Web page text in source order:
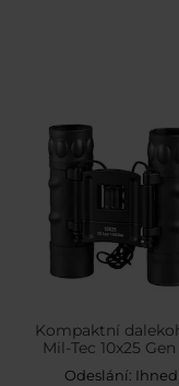
Kompaktní
Mil-Tec 10x25 Gen
Black
Odeslání: Ihned